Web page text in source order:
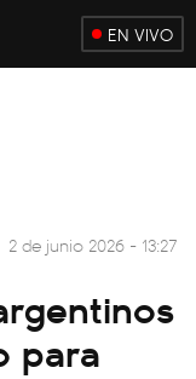
EN VIVO
2 de junio 2026 - 13:27
para